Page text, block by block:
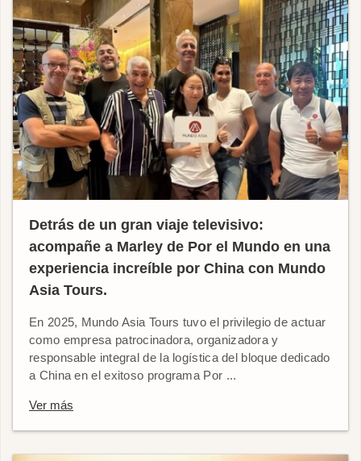
Detrás de un gran viaje televisivo:
acompañe a Marley de Por el Mundo en una
experiencia increíble por China con Mundo
Asia Tours.
En 2025, Mundo Asia Tours tuvo el privilegio de actuar
como empresa patrocinadora, organizadora y
responsable integral de la logística del bloque dedicado
a China en el exitoso programa Por ...
Ver más